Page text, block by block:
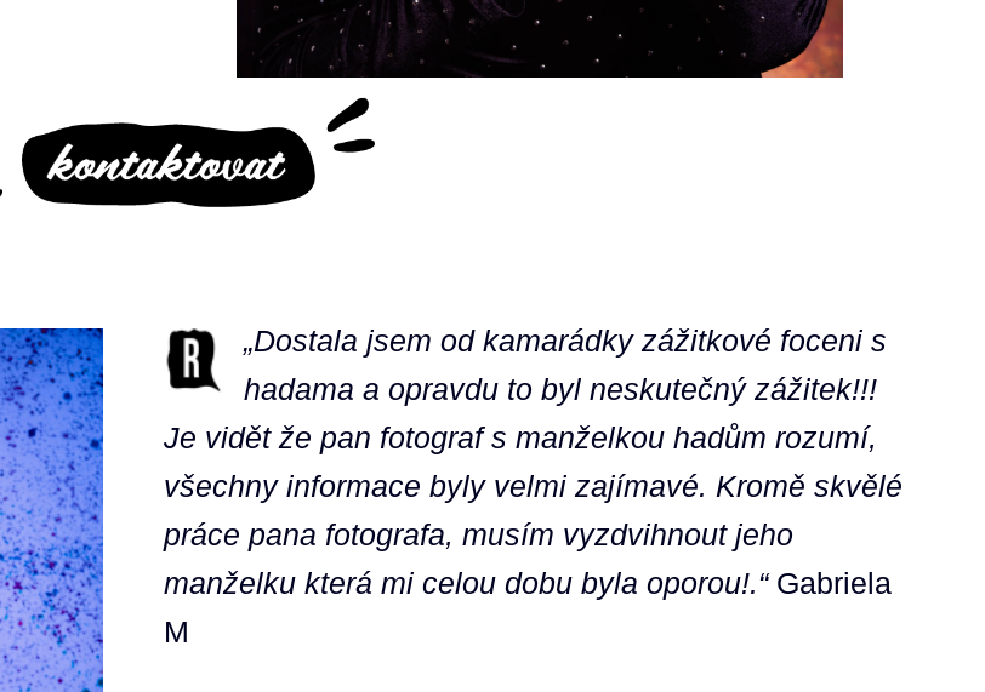
„Dostala jsem od kamarádky zážitkové foceni s
hadama a opravdu to byl neskutečný zážitek!!!
Je vidět že pan fotograf s manželkou hadům rozumí,
všechny informace byly velmi zajímavé. Kromě skvělé
práce pana fotografa, musím vyzdvihnout jeho
manželku která mi celou dobu byla oporou!.“ Gabriela
M